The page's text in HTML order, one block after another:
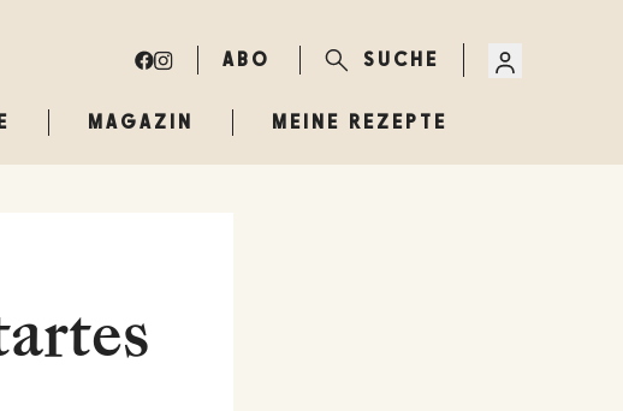
ABO SUCHE
MAGAZIN MEINE REZEPTE